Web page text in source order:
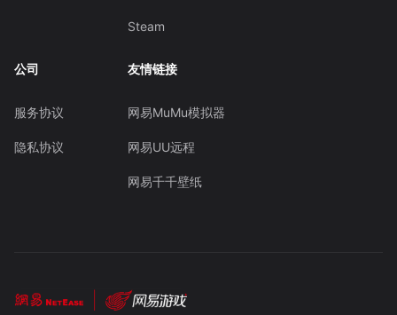
Steam
公司
服务协议
隐私协议
友情链接
网易MuMu模拟器
网易UU远程
网易千千壁纸